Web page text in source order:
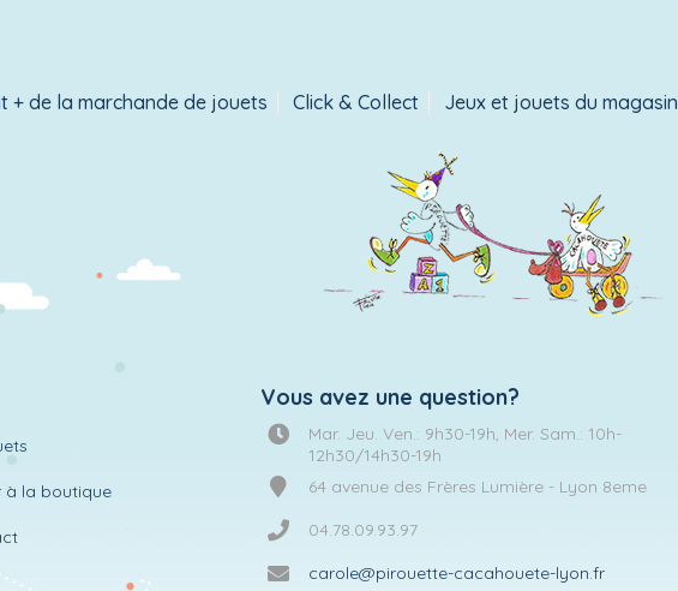
+ de la marchande de jouets Click & Collect Jeux et jouets du magasin
à la boutique
Vous avez une question?
Mar. Jeu. Ven.: 9h30-19h, Mer. Sam.: 10h-
12h30/14h30-19h
64 avenue des Frères Lumière - Lyon 8eme
04.78.09.93.97
carole@pirouette-cacahouete-lyon.fr